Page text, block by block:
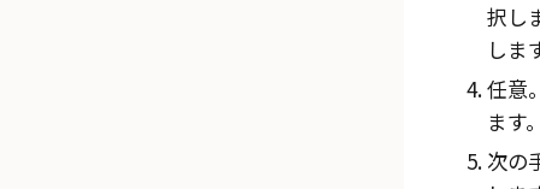
択し
しま
任意
ます
次の